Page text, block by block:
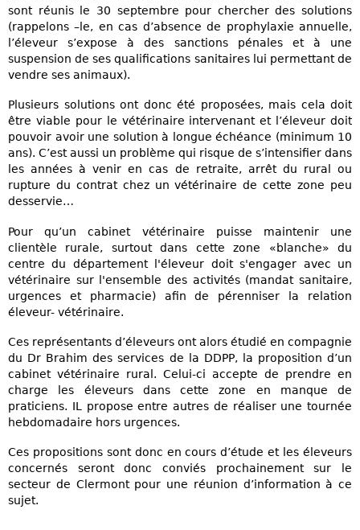
sont réunis le 30 septembre pour chercher des solutions
(rappelons –le, en cas d’absence de prophylaxie annuelle,
l’éleveur s’expose à des sanctions pénales et à une
suspension de ses qualifications sanitaires lui permettant de
vendre ses animaux).
Plusieurs solutions ont donc été proposées, mais cela doit
être viable pour le vétérinaire intervenant et l’éleveur doit
pouvoir avoir une solution à longue échéance (minimum 10
ans). C’est aussi un problème qui risque de s’intensifier dans
les années à venir en cas de retraite, arrêt du rural ou
rupture du contrat chez un vétérinaire de cette zone peu
desservie…
Pour qu’un cabinet vétérinaire puisse maintenir une
clientèle rurale, surtout dans cette zone «blanche» du
centre du département l'éleveur doit s'engager avec un
vétérinaire sur l'ensemble des activités (mandat sanitaire,
urgences et pharmacie) afin de pérenniser la relation
éleveur- vétérinaire.
Ces représentants d’éleveurs ont alors étudié en compagnie
du Dr Brahim des services de la DDPP, la proposition d’un
cabinet vétérinaire rural. Celui-ci accepte de prendre en
charge les éleveurs dans cette zone en manque de
praticiens. IL propose entre autres de réaliser une tournée
hebdomadaire hors urgences.
Ces propositions sont donc en cours d’étude et les éleveurs
concernés seront donc conviés prochainement sur le
secteur de Clermont pour une réunion d’information à ce
sujet.